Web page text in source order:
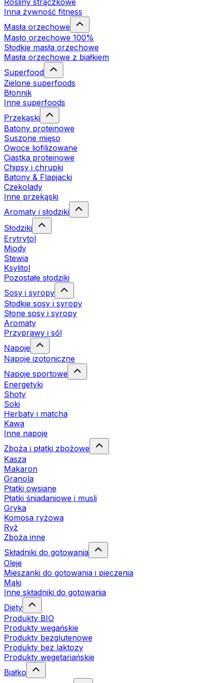
Rośliny strączkowe
Inna żywność fitness
Masła orzechowe
Masło orzechowe 100%
Słodkie masła orzechowe
Masła orzechowe z białkiem
Superfood
Zielone superfoods
Błonnik
Inne superfoods
Przekąski
Batony proteinowe
Suszone mięso
Owoce liofilizowane
Ciastka proteinowe
Chipsy i chrupki
Batony & Flapjacki
Czekolady
Inne przekąski
Aromaty i słodziki
Słodziki
Erytrytol
Miody
Stewia
Ksylitol
Pozostałe słodziki
Sosy i syropy
Słodkie sosy i syropy
Słone sosy i syropy
Aromaty
Przyprawy i sól
Napoje
Napoje izotoniczne
Napoje sportowe
Energetyki
Shoty
Soki
Herbaty i matcha
Kawa
Inne napoje
Zboża i płatki zbożowe
Kasza
Makaron
Granola
Płatki owsiane
Płatki śniadaniowe i musli
Gryka
Komosa ryżowa
Ryż
Zboża inne
Składniki do gotowania
Oleje
Mieszanki do gotowania i pieczenia
Mąki
Inne składniki do gotowania
Diety
Produkty BIO
Produkty wegańskie
Produkty bezglutenowe
Produkty bez laktozy
Produkty wegetariańskie
Białko